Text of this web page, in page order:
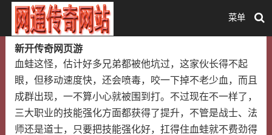
菜单
新开传奇网页游
血蛙这怪，估计好多兄弟都被他坑过，这家伙长得不起
眼，但移动速度快，还会喷毒，咬一下掉不老少血，而且
成群出现，一不算小心就被围到打。不过现在不一样了，
三大职业的技能强化方面都获得了提升，不管是战士、法
师还是道士，只要把技能强化好，扛得住血蛙就不费劲得